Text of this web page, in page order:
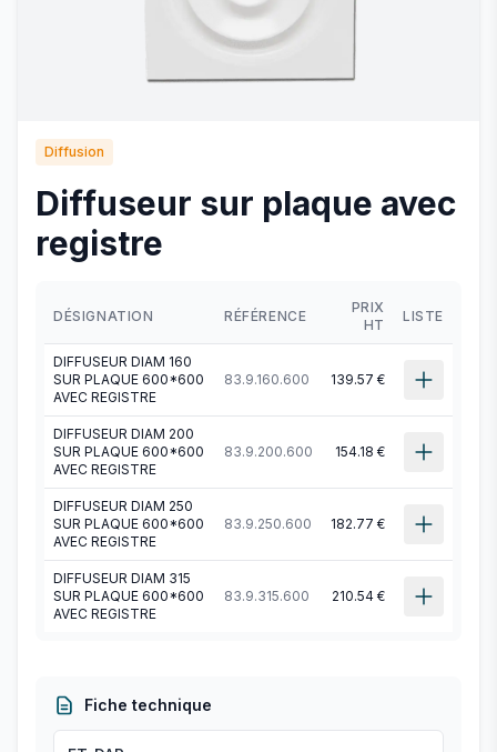
Diffusion
Diffuseur sur plaque avec
registre
DÉSIGNATION RÉFÉRENCE
PRIX
HT
LISTE
DIFFUSEUR DIAM 160
SUR PLAQUE 600*600
AVEC REGISTRE
83.9.160.600 139.57 €
DIFFUSEUR DIAM 200
SUR PLAQUE 600*600
AVEC REGISTRE
83.9.200.600 154.18 €
DIFFUSEUR DIAM 250
SUR PLAQUE 600*600
AVEC REGISTRE
83.9.250.600 182.77 €
DIFFUSEUR DIAM 315
SUR PLAQUE 600*600
AVEC REGISTRE
83.9.315.600 210.54 €
Fiche technique